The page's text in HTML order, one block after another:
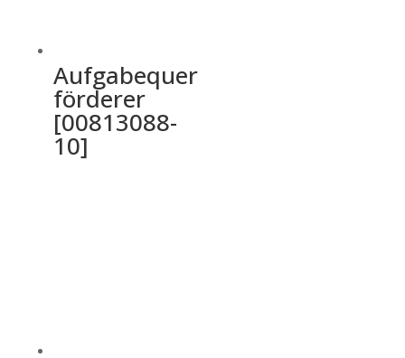
Aufgabequer
förderer
[00813088-
10]